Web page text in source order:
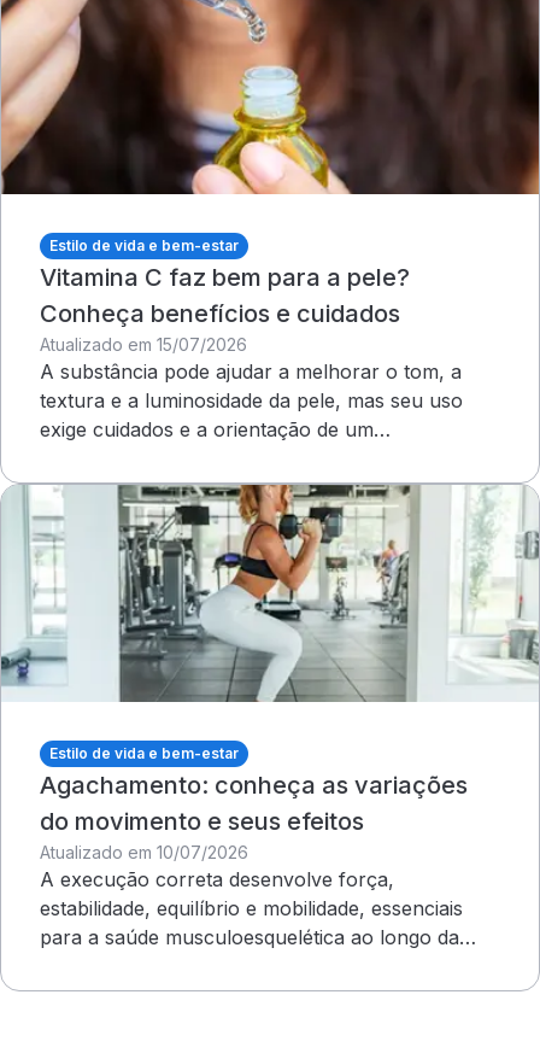
Estilo de vida e bem-estar
Vitamina C faz bem para a pele?
Conheça benefícios e cuidados
Atualizado em 15/07/2026
A substância pode ajudar a melhorar o tom, a
textura e a luminosidade da pele, mas seu uso
exige cuidados e a orientação de um
Estilo de vida e bem-estar
Agachamento: conheça as variações
do movimento e seus efeitos
Atualizado em 10/07/2026
A execução correta desenvolve força,
estabilidade, equilíbrio e mobilidade, essenciais
para a saúde musculoesquelética ao longo da